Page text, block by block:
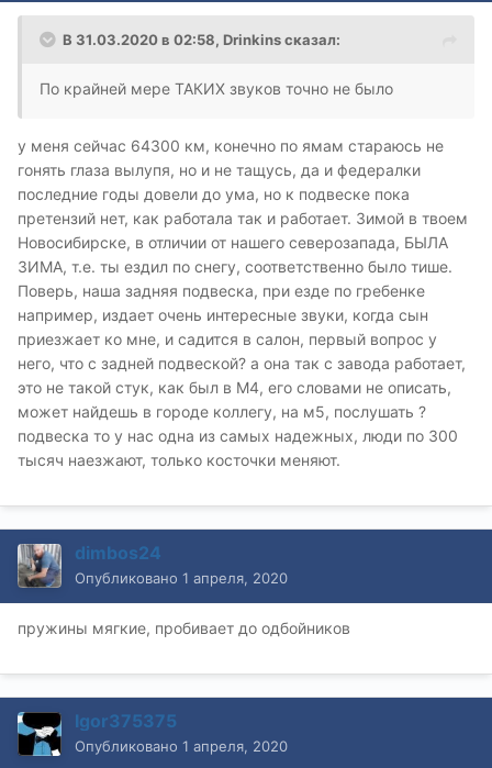
В 31.03.2020 в 02:58, Drinkinsсказал:
По крайней мере ТАКИХ звуков точно не было
у меня сейчас 64300 км, конечно по ямам стараюсь не
гонять глаза вылупя, но и не тащусь, да и федералки
последние годы довели до ума, но к подвеске пока
претензий нет, как работала так и работает. Зимой в твоем
Новосибирске, в отличии от нашего северозапада, БЫЛА
ЗИМА, т.е. ты ездил по снегу, соответственно было тише.
Поверь, наша задняя подвеска, при езде по гребенке
например, издает очень интересные звуки, когда сын
приезжает ко мне, и садится в салон, первый вопрос у
него, что с задней подвеской? а она так с завода работает,
это не такой стук, как был в М4, его словами не описать,
может найдешь в городе коллегу, на м5, послушать ?
подвеска то у нас одна из самых надежных, люди по 300
тысяч наезжают, только косточки меняют.
dimbos24
Опубликовано 1 апреля, 2020
пружины мягкие, пробивает до одбойников
Igor375375
Опубликовано 1 апреля, 2020